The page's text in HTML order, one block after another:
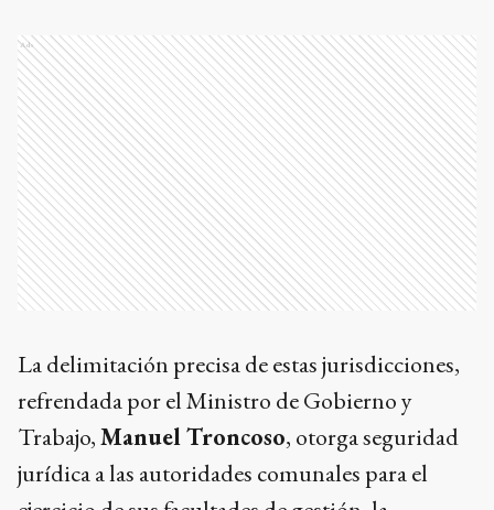
Ads
La delimitación precisa de estas jurisdicciones,
refrendada por el Ministro de Gobierno y
Trabajo,Manuel Troncoso, otorga seguridad
jurídica a las autoridades comunales para el